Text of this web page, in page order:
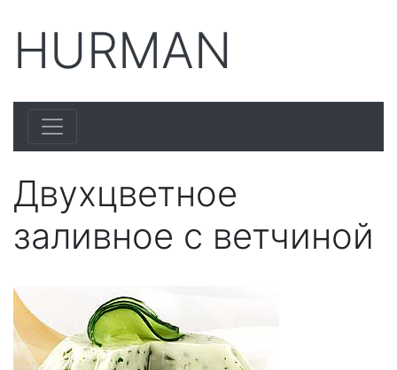
HURMAN
Двухцветное
заливное с ветчиной